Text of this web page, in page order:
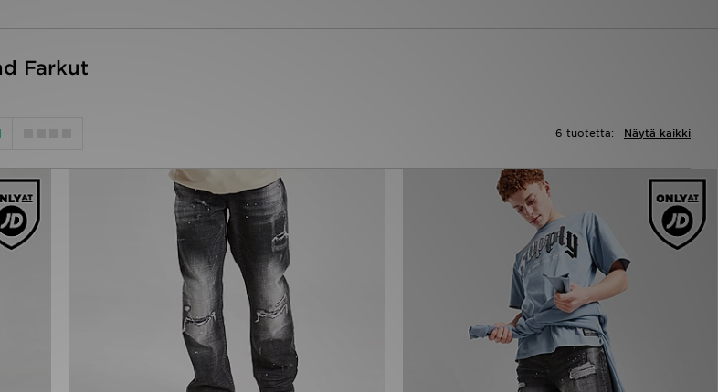
Farkut
Näytä kaikki
6 tuotetta: